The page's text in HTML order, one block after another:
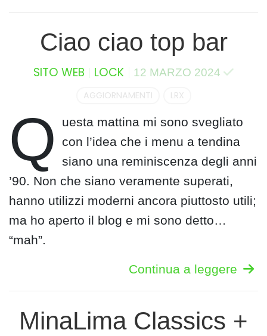
Ciao ciao top bar
SITO WEB LOCK 12 MARZO 2024
AGGIORNAMENTI LRX
Q
uesta mattina mi sono svegliato
con l’idea che i menu a tendina
siano una reminiscenza degli anni
’90. Non che siano veramente superati,
hanno utilizzi moderni ancora piuttosto utili;
ma ho aperto il blog e mi sono detto…
“mah”.
Continua a leggere
MinaLima Classics +